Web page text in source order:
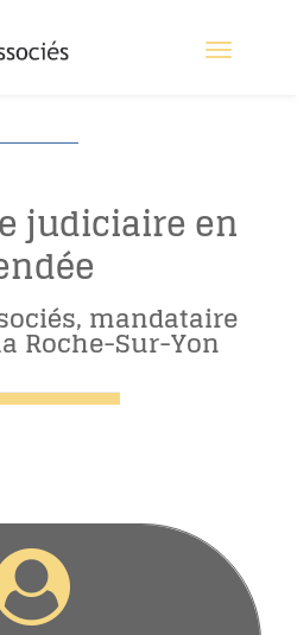
Toggle
judiciaire en
mandataire
Roche-Sur-Yon